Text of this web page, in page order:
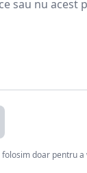
doar pentru